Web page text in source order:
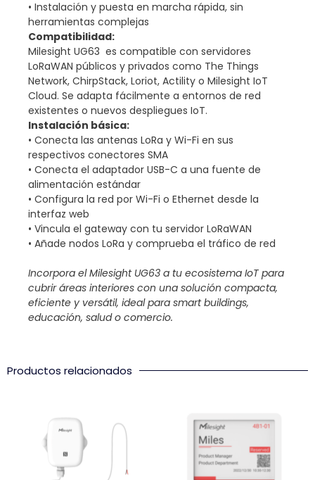
• Instalación y puesta en marcha rápida, sin
herramientas complejas
Compatibilidad:
Milesight UG63 es compatible con servidores
LoRaWAN públicos y privados como The Things
Network, ChirpStack, Loriot, Actility o Milesight IoT
Cloud. Se adapta fácilmente a entornos de red
existentes o nuevos despliegues IoT.
Instalación básica:
• Conecta las antenas LoRa y Wi-Fi en sus
respectivos conectores SMA
• Conecta el adaptador USB-C a una fuente de
alimentación estándar
• Configura la red por Wi-Fi o Ethernet desde la
interfaz web
• Vincula el gateway con tu servidor LoRaWAN
• Añade nodos LoRa y comprueba el tráfico de red
Incorpora el Milesight UG63 a tu ecosistema IoT para
cubrir áreas interiores con una solución compacta,
eficiente y versátil, ideal para smart buildings,
educación, salud o comercio.
Productos relacionados